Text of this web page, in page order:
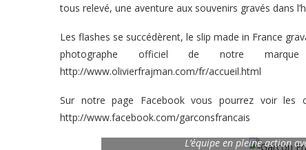
tous relevé, une aventure aux souvenirs gravés dans
Les flashes se succédèrent, le slip made in France
photographe officiel de notre
http://www.olivierfrajman.com/fr/accueil.html
Sur notre page Facebook vous pourrez voir les
http://www.facebook.com/garconsfrancais
L’équipe en pleine action